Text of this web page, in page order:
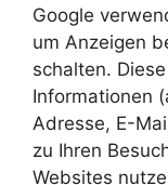
Google
um Anzeigen
schalten.
Informationen
Adresse, E-
zu Ihren
Websites